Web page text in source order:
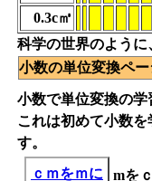
0.3c㎥
科学の世界のように
小数の単位変換ペ
小数で単位変換の学
これは初めて小数
す。
ｃｍをｍに
mを